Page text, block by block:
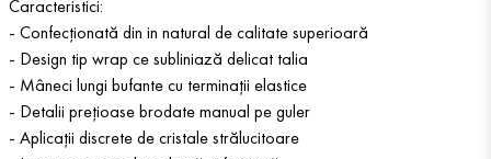
Caracteristici:
- Confecționată din in natural de calitate superioară
- Design tip wrap ce subliniază delicat talia
- Mâneci lungi bufante cu terminații elastice
- Detalii prețioase brodate manual pe guler
- Aplicații discrete de cristale strălucitoare